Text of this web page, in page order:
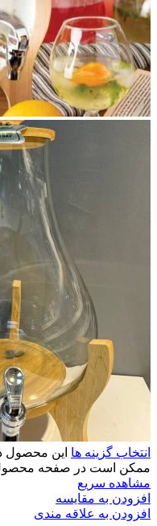
انتخاب گزینه ها این محصول
ممکن است در صفحه محصول
مشاهده سریع
افزودن به مقایسه
افزودن به علاقه مندی